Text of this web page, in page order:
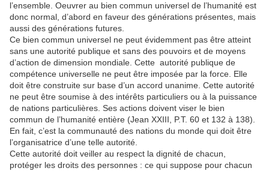
l’ensemble. Oeuvrer au bien commun universel de l’humanité est
donc normal, d’abord en faveur des générations présentes, mais
aussi des générations futures.
Ce bien commun universel ne peut évidemment pas être atteint
sans une autorité publique et sans des pouvoirs et de moyens
d’action de dimension mondiale. Cette autorité publique de
compétence universelle ne peut être imposée par la force. Elle
doit être construite sur base d’un accord unanime. Cette autorité
ne peut être soumise à des intérêts particuliers ou à la puissance
de nations particulières. Ses actions doivent viser le bien
commun de l’humanité entière (Jean XXIII, P.T. 60 et 132 à 138).
En fait, c’est la communauté des nations du monde qui doit être
l’organisatrice d’une telle autorité.
Cette autorité doit veiller au respect la dignité de chacun,
protéger les droits des personnes : ce qui suppose pour chacun